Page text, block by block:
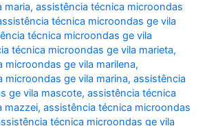
maria,assistência técnica microondas
técnica microondas ge vila
técnica microondas ge vila
técnica microondas ge vila marieta,
microondas ge vila marilena,
microondas ge vila marina,assistência
ge vila mascote,assistência técnica
mazzei,assistência técnica microondas
técnica microondas ge vila